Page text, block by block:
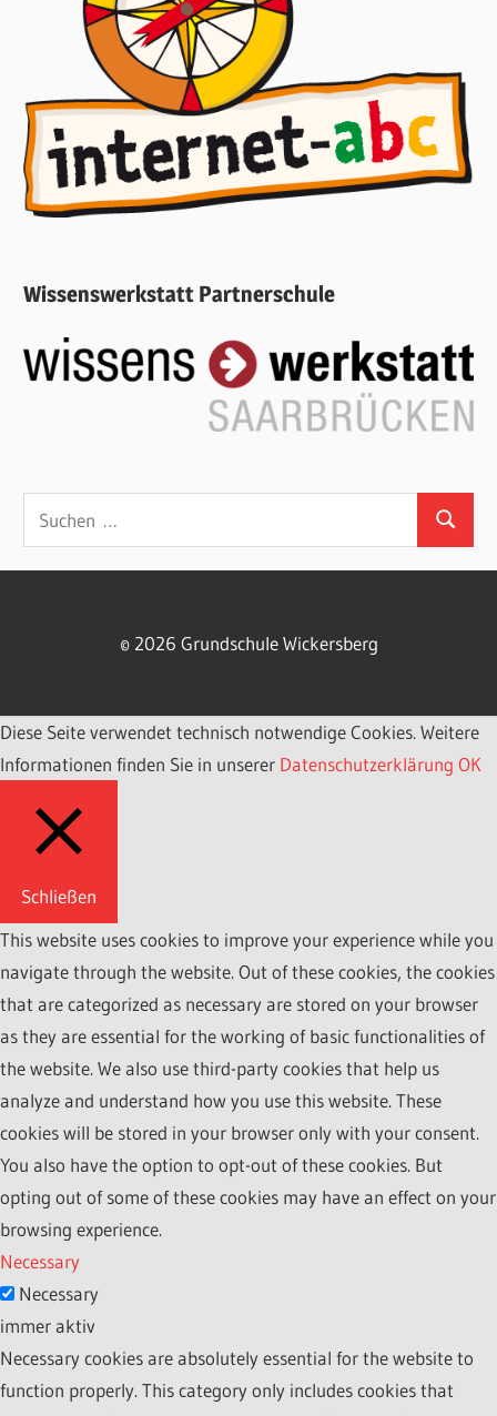
Wissenswerkstatt Partnerschule
Suchen
© 2026 Grundschule Wickersberg
Diese Seite verwendet technisch notwendige Cookies. Weitere
Informationen finden Sie in unserer Datenschutzerklärung OK
Schließen
This website uses cookies to improve your experience while you
navigate through the website. Out of these cookies, the cookies
that are categorized as necessary are stored on your browser
as they are essential for the working of basic functionalities of
the website. We also use third-party cookies that help us
analyze and understand how you use this website. These
cookies will be stored in your browser only with your consent.
You also have the option to opt-out of these cookies. But
opting out of some of these cookies may have an effect on your
browsing experience.
Necessary
Necessary
immer aktiv
Necessary cookies are absolutely essential for the website to
function properly. This category only includes cookies that